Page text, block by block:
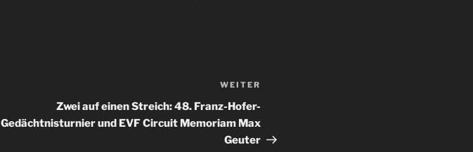
WEITER
Zwei auf einen Streich: 48. Franz-Hofer-
Gedächtnisturnier und EVF Circuit Memoriam Max
Geuter